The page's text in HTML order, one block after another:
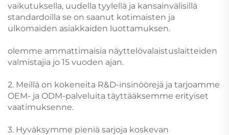
vaikutuksella, uudella tyylellä ja kansainvälisillä
standardoilla se on saanut kotimaisten ja
ulkomaiden asiakkaiden luottamuksen.
olemme ammattimaisia näyttelövalaistuslaitteiden
valmistajia jo 15 vuoden ajan.
2. Meillä on kokeneita R&D-insinöörejä ja tarjoamme
OEM- ja ODM-palveluita täyttääksemme erityiset
vaatimuksenne.
3. Hyväksymme pieniä sarjoja koskevan